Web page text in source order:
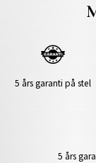
5 års garanti på stel
5 års